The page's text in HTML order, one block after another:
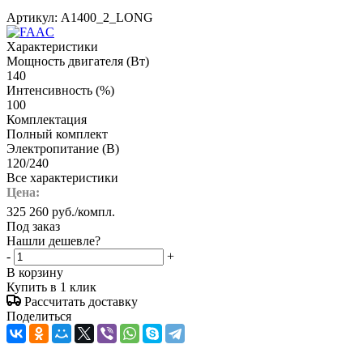
Артикул: A1400_2_LONG
Характеристики
Мощность двигателя (Вт)
140
Интенсивность (%)
100
Комплектация
Полный комплект
Электропитание (В)
120/240
Все характеристики
Цена:
325 260 руб./компл.
Под заказ
Нашли дешевле?
-
+
В корзину
Купить в 1 клик
Рассчитать доставку
Поделиться